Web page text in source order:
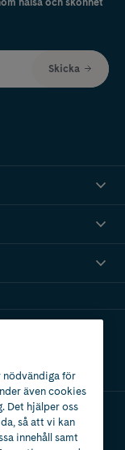
Skicka
nödvändiga för
även cookies
Det hjälper oss
så att vi kan
innehåll samt